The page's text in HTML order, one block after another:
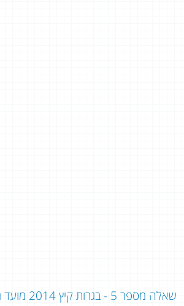
שאלה מספר 5 - בגרות קיץ 2014 מועד ג׳ שאלון 803: